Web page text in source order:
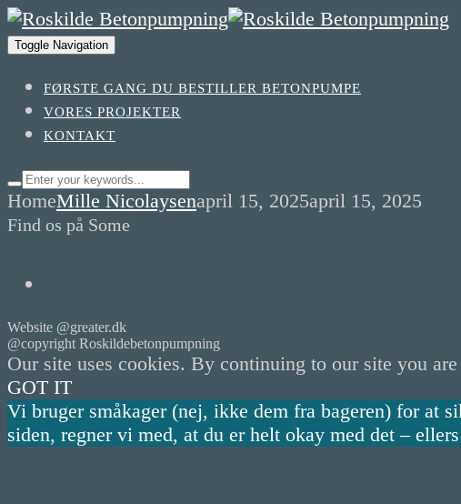
Toggle Navigation
FØRSTE GANG DU BESTILLER BETONPUMPE
VORES PROJEKTER
KONTAKT
HomeMille Nicolaysenapril 15, 2025april 15, 2025
Find os på Some
Website @greater.dk
@copyright Roskildebetonpumpning
Our site uses cookies. By continuing to our site you
GOT IT
Vi bruger småkager (nej, ikke dem fra bageren) for at
siden, regner vi med, at du er helt okay med det –